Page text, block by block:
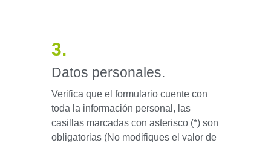
3.
Datos personales.
Verifica que el formulario cuente con
toda la información personal, las
casillas marcadas con asterisco (*) son
obligatorias (No modifiques el valor de